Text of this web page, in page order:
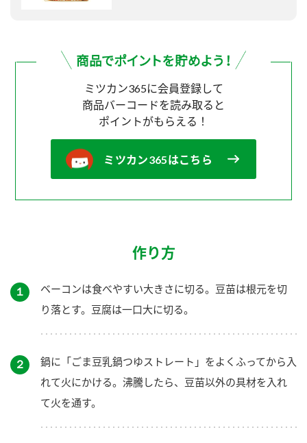
ミツカン365に会員登録して
商品バーコードを読み取ると
ポイントがもらえる！
ミツカン365はこちら
作り方
１
ベーコンは食べやすい大きさに切る。豆苗は根元を切
り落とす。豆腐は一口大に切る。
２
鍋に「ごま豆乳鍋つゆストレート」をよくふってから入
れて火にかける。沸騰したら、豆苗以外の具材を入れ
て火を通す。